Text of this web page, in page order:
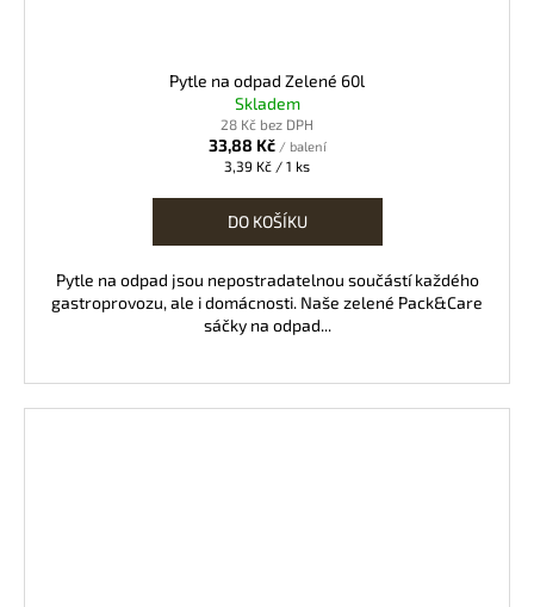
Pytle na odpad Zelené 60l
Skladem
28 Kč bez DPH
33,88 Kč / balení
Měrná
3,39 Kč / 1 ks
DO KOŠÍKU
Pytle na odpad jsou nepostradatelnou součástí každého
gastroprovozu, ale i domácnosti. Naše zelené Pack&Care
sáčky na odpad...